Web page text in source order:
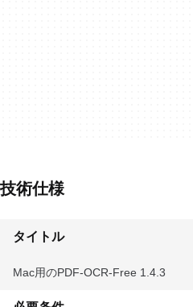
技術仕様
タイトル
Mac用のPDF-OCR-Free 1.4.3